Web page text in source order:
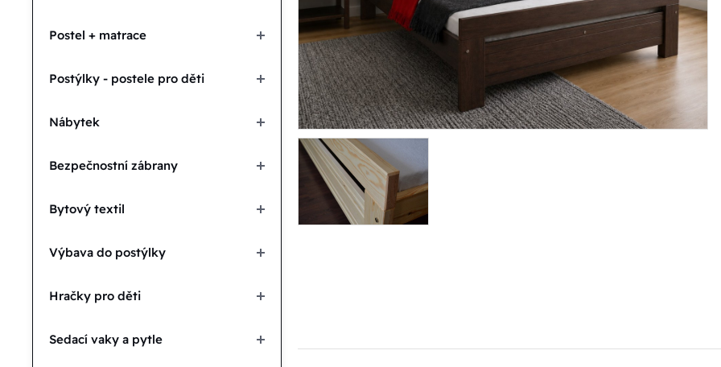
Postel + matrace
Postýlky - postele pro děti
Nábytek
Bezpečnostní zábrany
Bytový textil
Výbava do postýlky
Hračky pro děti
Sedací vaky a pytle